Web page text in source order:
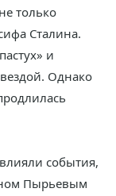
только
Сталина.
и
Однако
события,
Пырьевым